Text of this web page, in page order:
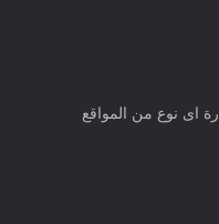
اى نوع من المواقع